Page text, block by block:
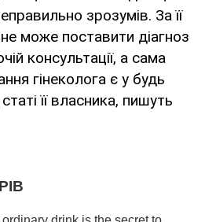
зрозумів. За її
може поставити діагноз
консультації, а сама
гінеколога є у будь
її власника, пишуть